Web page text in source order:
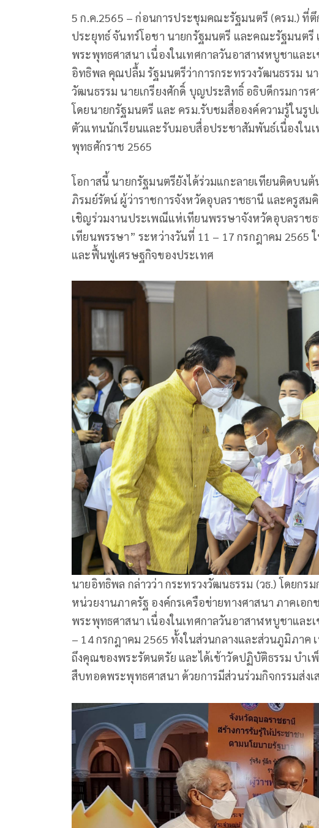
5 ก.ค.2565 – ก่อนการประชุมคณะรัฐมนตรี (ครม.) ที่
ประยุทธ์ จันทร์โอชา นายกรัฐมนตรี และคณะรัฐมนตรี
พระพุทธศาสนา เนื่องในเทศกาลวันอาสาฬหบูชาและ
อิทธิพล คุณปลื้ม รัฐมนตรีว่าการกระทรวงวัฒนธรรม น
วัฒนธรรม นายเกรียงศักดิ์ บุญประสิทธิ์ อธิบดีกรมการ
โดยนายกรัฐมนตรี และ ครม.รับชมสื่อองค์ความรู้ใน
ตัวแทนนักเรียนและรับมอบสื่อประชาสัมพันธ์เนื่องใน
พุทธศักราช 2565
โอกาสนี้ นายกรัฐมนตรียังได้ร่วมแกะลายเทียนติดบ
ภิรมย์รัตน์ ผู้ว่าราชการจังหวัดอุบลราชธานี และครูส
เชิญร่วมงานประเพณีแห่เทียนพรรษาจังหวัดอุบลราช
เทียนพรรษา” ระหว่างวันที่ 11 – 17 กรกฎาคม 2565
และฟื้นฟูเศรษฐกิจของประเทศ
นายอิทธิพล กล่าวว่า กระทรวงวัฒนธรรม (วธ.) โดยก
หน่วยงานภาครัฐ องค์กรเครือข่ายทางศาสนา ภาคเอ
พระพุทธศาสนา เนื่องในเทศกาลวันอาสาฬหบูชาและ
– 14 กรกฎาคม 2565 ทั้งในส่วนกลางและส่วนภูมิภา
ถึงคุณของพระรัตนตรัย และได้เข้าวัดปฏิบัติธรรม บำ
สืบทอดพระพุทธศาสนา ด้วยการมีส่วนร่วมกิจกรรมส่ง